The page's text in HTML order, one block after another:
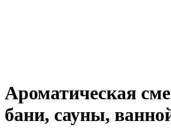
Ароматическая
бани, сауны,